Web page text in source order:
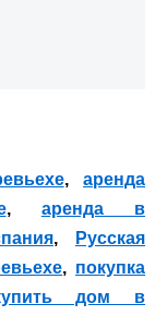
,аренда
, аренда в
,
Русская
, покупка
дом в